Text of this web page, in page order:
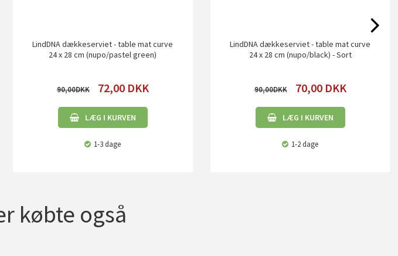
LindDNA dækkeserviet - table mat curve
24 x 28 cm (nupo/pastel green)
90,00 72,00 DKK
LÆG I KURVEN
1-3 dage
LindDNA dækkeserviet - table mat curve
24 x 28 cm (nupo/black) - Sort
90,00 70,00 DKK
LÆG I KURVEN
1-2 dage
købte også